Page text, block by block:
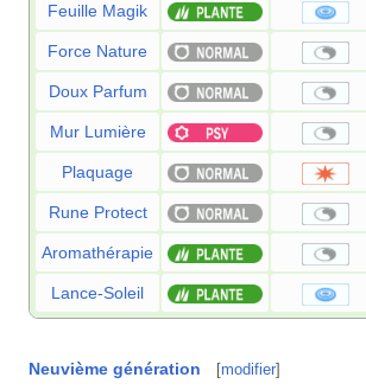
Feuille Magik
Force Nature
Doux Parfum
Mur Lumière
Plaquage
Rune Protect
Aromathérapie
Lance-Soleil
Neuvième génération [modifier]